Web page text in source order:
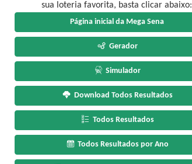
sua loteria favorita, basta clicar abaixo:
Página inicial da Mega Sena
Gerador
Simulador
Download Todos Resultados
Todos Resultados
Todos Resultados por Ano